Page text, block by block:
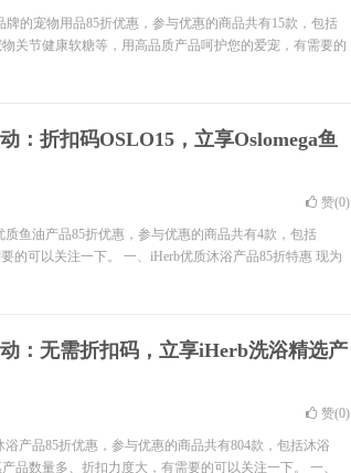
牌的宠物用品85折优惠，参与优惠的商品共有15款，包括
关节健康软糖等，用高品质产品呵护您的爱宠，有需要的
：折扣码OSLO15，立享Oslomega鱼
赞(0)
质鱼油产品85折优惠，参与优惠的商品共有4款，包括
的可以关注一下。 一、iHerb优质沐浴产品85折特惠 现为
：无需折扣码，立享iHerb洗浴精选产
赞(0)
产品85折优惠，参与优惠的商品共有804款，包括沐浴
品数量多、折扣力度大，有需要的可以关注一下。 一、